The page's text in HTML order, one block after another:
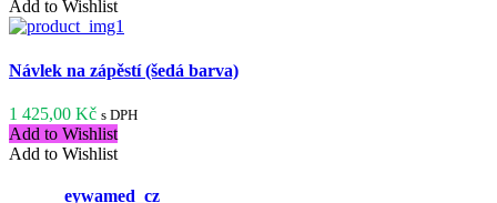
Add to Wishlist
Návlek na zápěstí (šedá barva)
1 425,00 Kč s DPH
Add to Wishlist
Add to Wishlist
eywamed_cz